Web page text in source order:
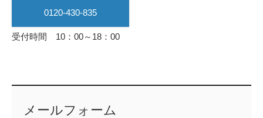
0120-430-835
受付時間 10：00～18：00
メールフォーム